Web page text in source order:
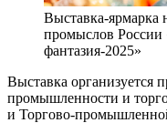
Выставка-ярмарка
промыслов
фантазия-2025»
Выставка организуется
промышленности и
и Торгово-